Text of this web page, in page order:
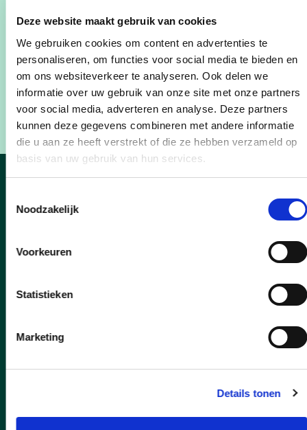
Deze website maakt gebruik van cookies
We gebruiken cookies om content en advertenties te
personaliseren, om functies voor social media te bieden en
om ons websiteverkeer te analyseren. Ook delen we
informatie over uw gebruik van onze site met onze partners
voor social media, adverteren en analyse. Deze partners
kunnen deze gegevens combineren met andere informatie
die u aan ze heeft verstrekt of die ze hebben verzameld op
basis van uw gebruik van hun services.
Noodzakelijk
Voorkeuren
Statistieken
Marketing
Details tonen
​​ ​ ​ ​ ​ ​ ​ ​ ​ ​ - UiTPAS met kansentarief: 2,5 euro
​​ ​ ​ ​ ​ ​ ​ > Ouders/begeleiders: 7,50 euro (1,50 euro
indien UiTPAS met ​ kansentarief)
​(Aan de kassa worden enkel tickets verkocht als
de dag niet is uitverkocht.)
Nieuws